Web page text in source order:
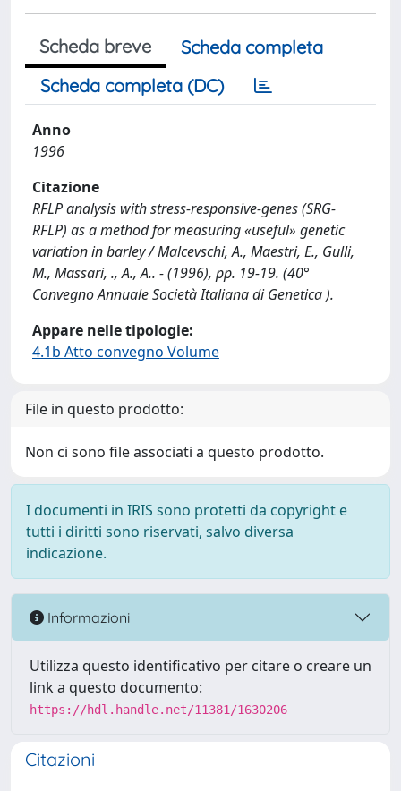
Scheda breve
Scheda completa
Scheda completa (DC)
Anno
1996
Citazione
RFLP analysis with stress-responsive-genes (SRG-
RFLP) as a method for measuring «useful» genetic
variation in barley / Malcevschi, A., Maestri, E., Gulli,
M., Massari, ., A., A.. - (1996), pp. 19-19. (40°
Convegno Annuale Società Italiana di Genetica ).
Appare nelle tipologie:
4.1b Atto convegno Volume
File in questo prodotto:
Non ci sono file associati a questo prodotto.
I documenti in IRIS sono protetti da copyright e
tutti i diritti sono riservati, salvo diversa
indicazione.
Informazioni
Utilizza questo identificativo per citare o creare un
link a questo documento:
https://hdl.handle.net/11381/1630206
Citazioni